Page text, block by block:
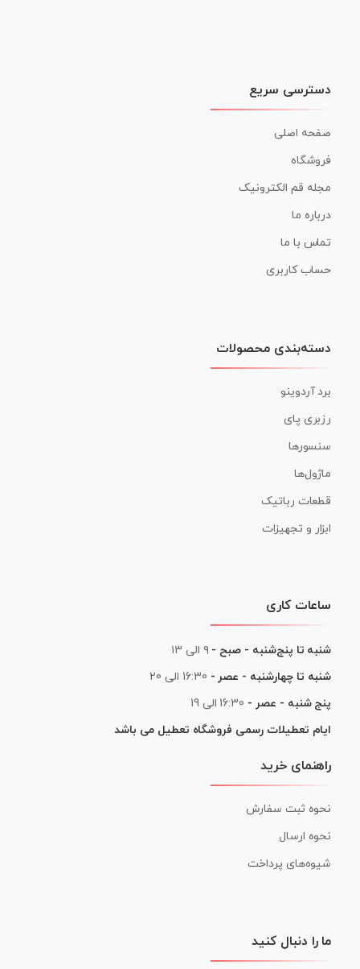
دسترسی سریع
صفحه اصلی
فروشگاه
مجله قم الکترونیک
درباره ما
تماس با ما
حساب کاربری
دسته‌بندی محصولات
برد آردوینو
رزبری پای
سنسورها
ماژول‌ها
قطعات رباتیک
ابزار و تجهیزات
ساعات کاری
شنبه تا پنج‌شنبه - صبح - ۹ الی ۱۳
شنبه تا چهارشنبه - عصر - 16:30 الی 20
پنج شنبه - عصر - 16:30 الی 19
ایام تعطیلات رسمی فروشگاه تعطیل می باشد
راهنمای خرید
نحوه ثبت سفارش
نحوه ارسال
شیوه‌های پرداخت
ما را دنبال کنید